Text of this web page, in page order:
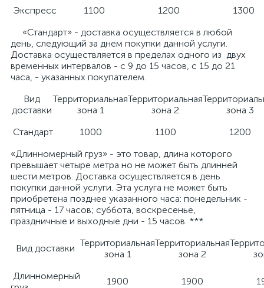
Экспресс
1100 1200
1300
«Стандарт» - доставка осуществляется в любой
день, следующий за днем покупки данной услуги.
Доставка осуществляется в пределах одного из двух
временных интервалов - с 9 до 15 часов, с 15 до 21
часа, - указанных покупателем.
Вид
доставки
Территориальная
зона 1
Территориальная
зона 2
зона 3
Стандарт
1000 1100
1200
«Длинномерный груз» - это товар, длина которого
превышает четыре метра но не может быть длинней
шести метров. Доставка осуществляется в день
покупки данной услуги. Эта услуга не может быть
приобретена позднее указанного часа: понедельник -
пятница - 17 часов; суббота, воскресенье,
праздничные и выходные дни - 15 часов. ***
Вид доставки Территориальная
зона 1
Территориальная
зона 2
Длинномерный
1900 1900